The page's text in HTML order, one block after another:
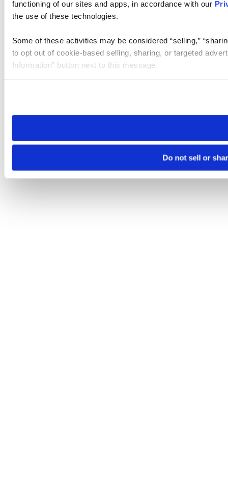
functioning of our sites and apps, in accordance with our
the use of these technologies.
Some of these activities may be considered “selling,”
to opt out of cookie-based selling, sharing, or targeted
Information” button next to this message.
need to be set again.
Do not sell or